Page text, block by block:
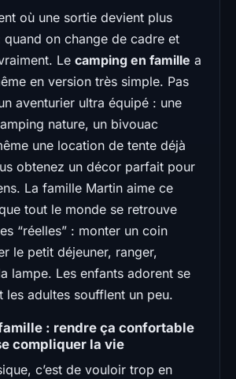
où une sortie devient plus
quand on change de cadre et
Le camping en famille a
en version très simple. Pas
aventurier ultra équipé : une
nature, un bivouac
une location de tente déjà
obtenez un décor parfait pour
La famille Martin aime ce
tout le monde se retrouve
“réelles” : monter un coin
le petit déjeuner, ranger,
lampe. Les enfants adorent se
les adultes soufflent un peu.
: rendre ça confortable
compliquer la vie
c’est de vouloir trop en